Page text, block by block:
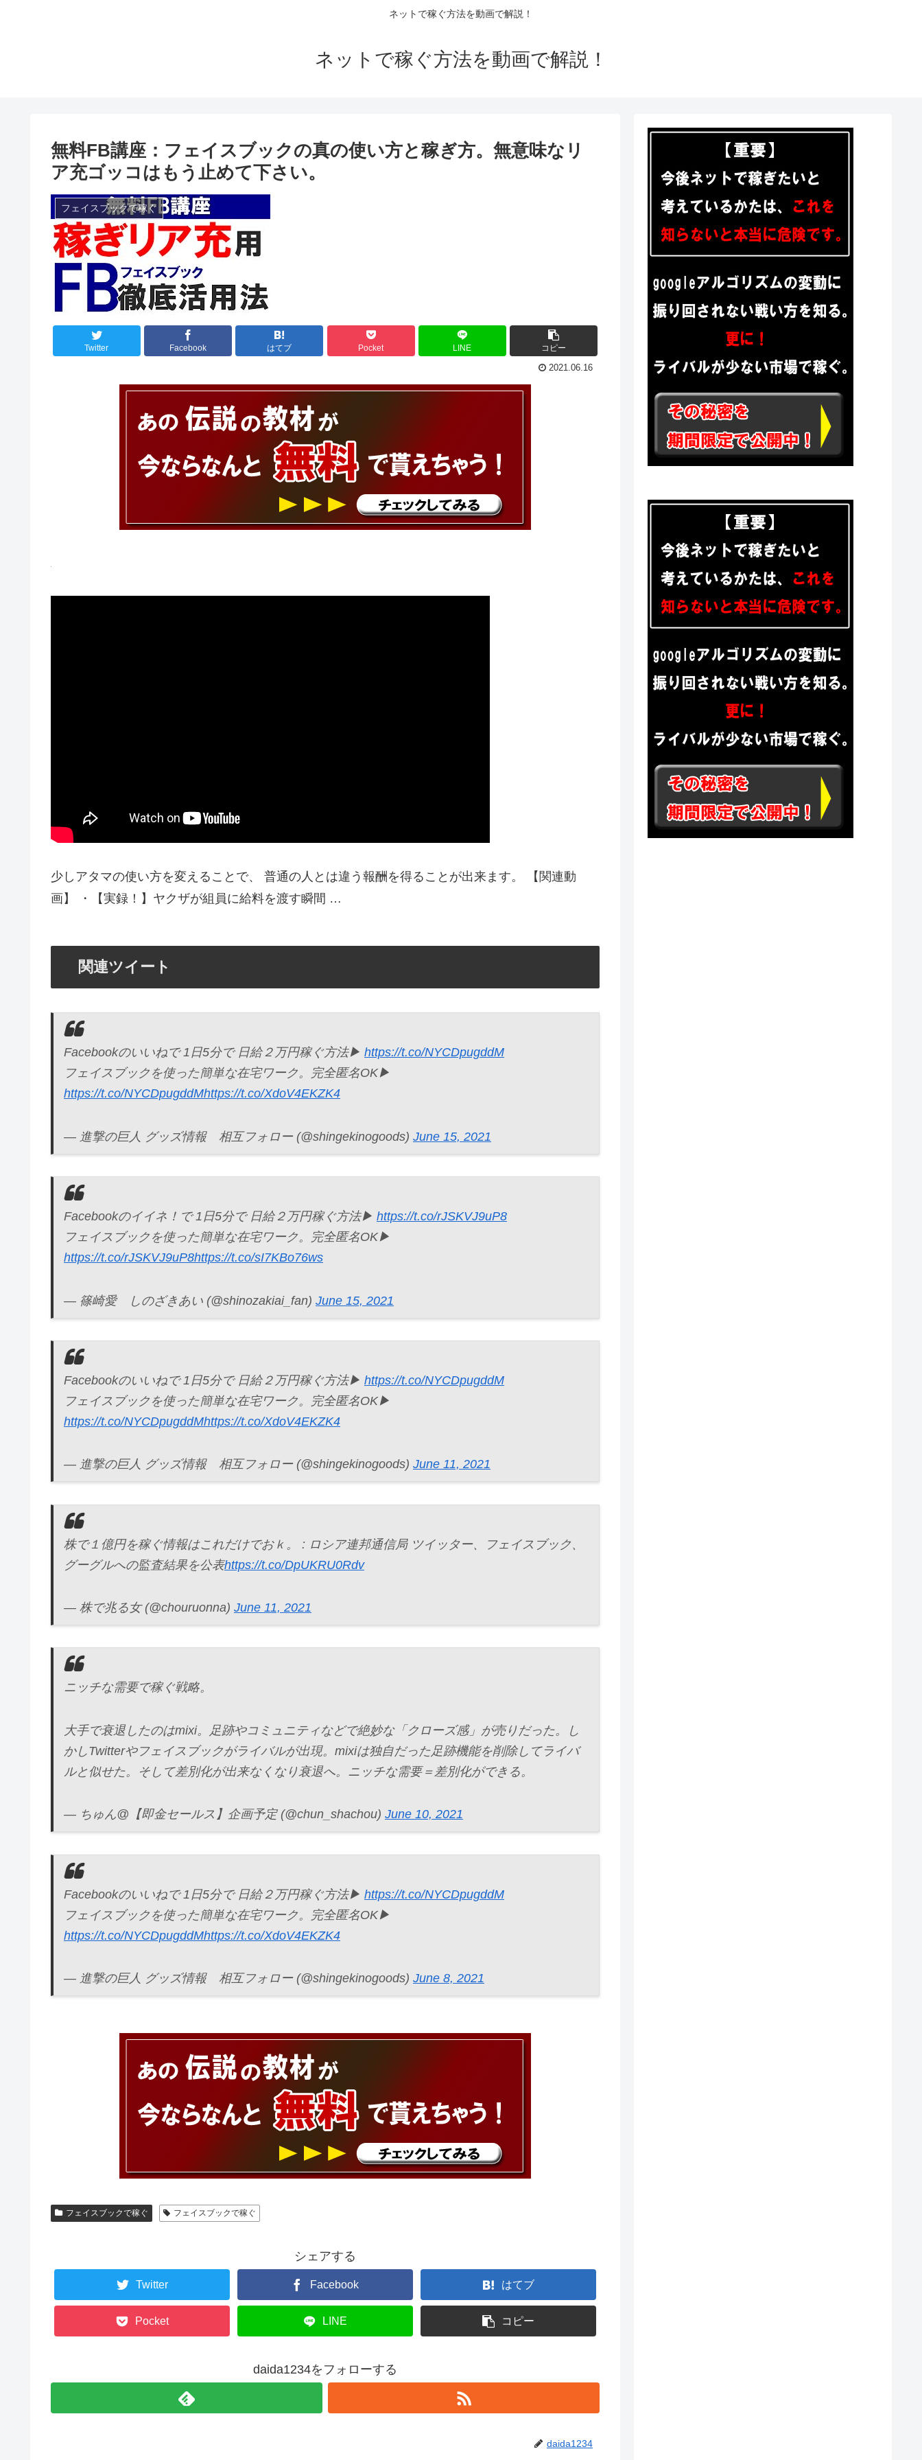
ネットで稼ぐ方法を動画で解説！
ネットで稼ぐ方法を動画で解説！
無料FB講座：フェイスブックの真の使い方と稼ぎ方。無意味なリ
ア充ゴッコはもう止めて下さい。
フェイスブックで稼ぐ
Twitter Facebook はてブ Pocket LINE コピー
2021.06.16
少しアタマの使い方を変えることで、 普通の人とは違う報酬を得ることが出来ます。 【関連動
画】 ・【実録！】ヤクザが組員に給料を渡す瞬間 …
関連ツイート
Facebookのいいねで 1日5分で 日給２万円稼ぐ方法▶︎ https://t.co/NYCDpugddM
フェイスブックを使った簡単な在宅ワーク。完全匿名OK▶︎
https://t.co/NYCDpugddMhttps://t.co/XdoV4EKZK4
— 進撃の巨人 グッズ情報 相互フォロー (@shingekinogoods) June 15, 2021
Facebookのイイネ！で 1日5分で 日給２万円稼ぐ方法▶︎ https://t.co/rJSKVJ9uP8
フェイスブックを使った簡単な在宅ワーク。完全匿名OK▶︎
https://t.co/rJSKVJ9uP8https://t.co/sI7KBo76ws
— 篠崎愛 しのざきあい (@shinozakiai_fan) June 15, 2021
Facebookのいいねで 1日5分で 日給２万円稼ぐ方法▶︎ https://t.co/NYCDpugddM
フェイスブックを使った簡単な在宅ワーク。完全匿名OK▶︎
https://t.co/NYCDpugddMhttps://t.co/XdoV4EKZK4
— 進撃の巨人 グッズ情報 相互フォロー (@shingekinogoods) June 11, 2021
株で１億円を稼ぐ情報はこれだけでおｋ。 : ロシア連邦通信局 ツイッター、フェイスブック、
グーグルへの監査結果を公表https://t.co/DpUKRU0Rdv
— 株で兆る女 (@chouruonna) June 11, 2021
ニッチな需要で稼ぐ戦略。
大手で衰退したのはmixi。足跡やコミュニティなどで絶妙な「クローズ感」が売りだった。し
かしTwitterやフェイスブックがライバルが出現。mixiは独自だった足跡機能を削除してライバ
ルと似せた。そして差別化が出来なくなり衰退へ。ニッチな需要＝差別化ができる。
— ちゅん@【即金セールス】企画予定 (@chun_shachou) June 10, 2021
Facebookのいいねで 1日5分で 日給２万円稼ぐ方法▶︎ https://t.co/NYCDpugddM
フェイスブックを使った簡単な在宅ワーク。完全匿名OK▶︎
https://t.co/NYCDpugddMhttps://t.co/XdoV4EKZK4
— 進撃の巨人 グッズ情報 相互フォロー (@shingekinogoods) June 8, 2021
フェイスブックで稼ぐ フェイスブックで稼ぐ
シェアする
Twitter Facebook はてブ
Pocket LINE コピー
daida1234をフォローする
daida1234